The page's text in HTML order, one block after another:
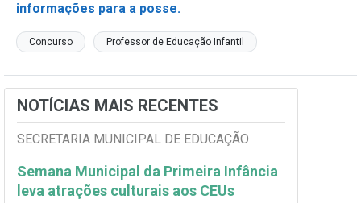
informações para a posse.
Concurso Professor de Educação Infantil
NOTÍCIAS MAIS RECENTES
SECRETARIA MUNICIPAL DE EDUCAÇÃO
Semana Municipal da Primeira Infância
leva atrações culturais aos CEUs